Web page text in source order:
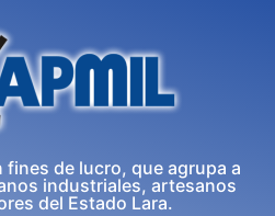
de lucro, que agrupa a
industriales, artesanos
del Estado Lara.